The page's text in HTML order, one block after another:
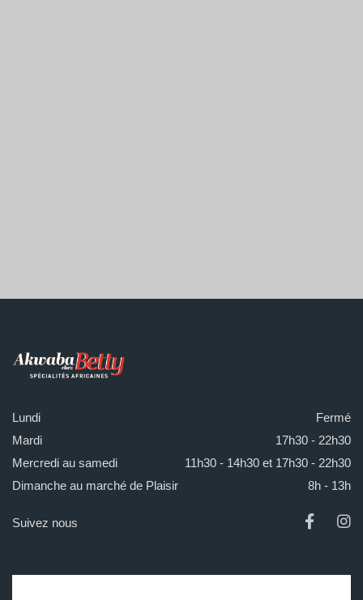
Lundi
Fermé
Mardi
17h30 - 22h30
Mercredi au samedi
11h30 - 14h30 et 17h30 - 22h30
Dimanche au marché de Plaisir
8h - 13h
Suivez nous